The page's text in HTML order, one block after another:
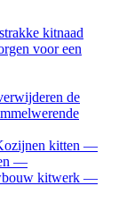
kitnaad
voor een
de
kitten —
—
kitwerk —